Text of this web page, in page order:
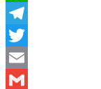
WhatsApp
Telegram
Twitter
Email